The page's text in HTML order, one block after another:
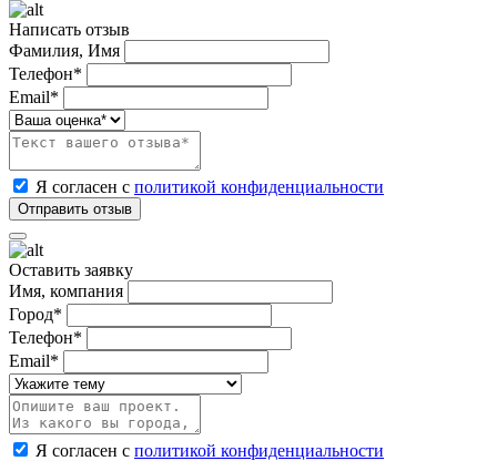
Написать отзыв
Фамилия, Имя
Телефон*
Email*
Я согласен с политикой конфиденциальности
Оставить заявку
Имя, компания
Город*
Телефон*
Email*
Я согласен с политикой конфиденциальности